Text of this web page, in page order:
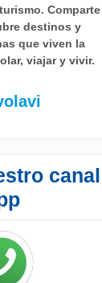
Comparte
destinos y
que viven la
viajar y vivir.
canal